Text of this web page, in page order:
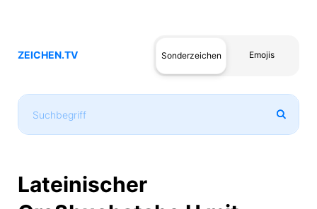
ZEICHEN.TV Sonderzeichen Emojis
Lateinischer